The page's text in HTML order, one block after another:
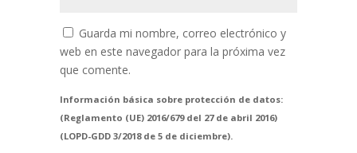
Guarda mi nombre, correo electrónico y
web en este navegador para la próxima vez
que comente.
Información básica sobre protección de datos:
(Reglamento (UE) 2016/679 del 27 de abril 2016)
(LOPD-GDD 3/2018 de 5 de diciembre).